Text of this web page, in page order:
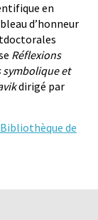
en
d’honneur
Réflexions
symbolique et
dirigé par
de